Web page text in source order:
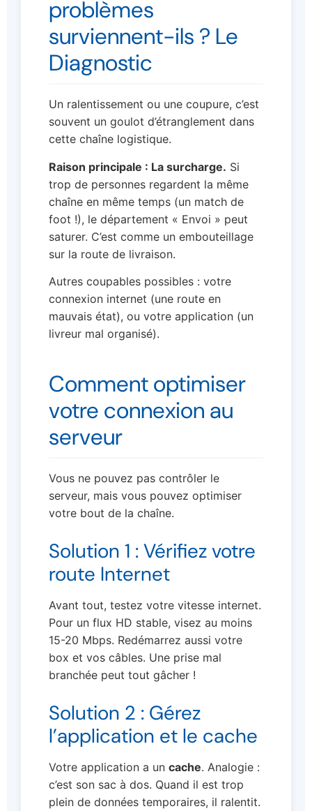
problèmes
surviennent-ils ? Le
Diagnostic
Un ralentissement ou une coupure, c’est
souvent un goulot d’étranglement dans
cette chaîne logistique.
Raison principale : La surcharge. Si
trop de personnes regardent la même
chaîne en même temps (un match de
foot !), le département « Envoi » peut
saturer. C’est comme un embouteillage
sur la route de livraison.
Autres coupables possibles : votre
connexion internet (une route en
mauvais état), ou votre application (un
livreur mal organisé).
Comment optimiser
votre connexion au
serveur
Vous ne pouvez pas contrôler le
serveur, mais vous pouvez optimiser
votre bout de la chaîne.
Solution 1 : Vérifiez votre
route Internet
Avant tout, testez votre vitesse internet.
Pour un flux HD stable, visez au moins
15-20 Mbps. Redémarrez aussi votre
box et vos câbles. Une prise mal
branchée peut tout gâcher !
Solution 2 : Gérez
l’application et le cache
Votre application a un cache. Analogie :
c’est son sac à dos. Quand il est trop
plein de données temporaires, il ralentit.